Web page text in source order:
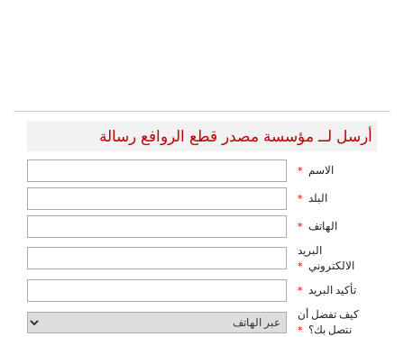
أرسل لــ مؤسسة مصدر قطع الروافع رسالة
الاسم *
البلد *
الهاتف *
البريد
الالكتروني *
تأكيد البريد *
كيف تفضل أن
نتصل بك؟ *